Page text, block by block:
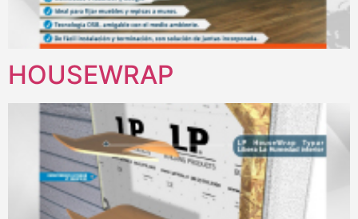
HOUSEWRAP